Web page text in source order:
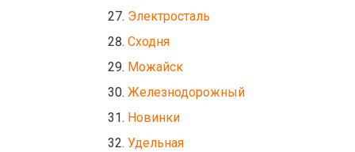
Электросталь
Сходня
Можайск
Железнодорожный
Новинки
Удельная